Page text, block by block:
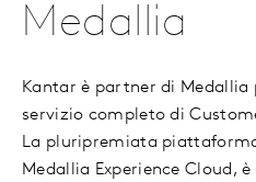
Medallia
Kantar è partner di
servizio completo di
La pluripremiata
Medallia Experience Cloud,